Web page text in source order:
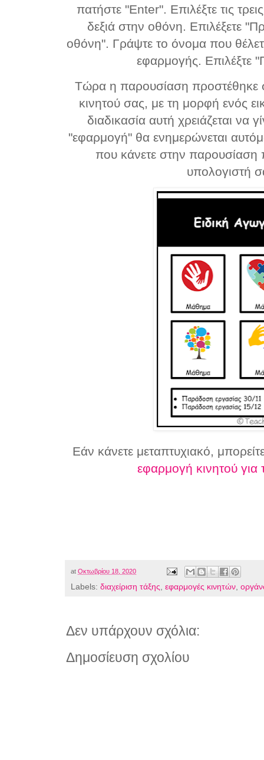
πατήστε "Enter". Επιλέξτε τις
δεξιά στην οθόνη. Επιλέξετε
οθόνη". Γράψτε το όνομα που θέλετε
εφαρμογής. Επιλέξτε
Τώρα η παρουσίαση προστέθηκε
κινητού σας, με τη μορφή ενός
διαδικασία αυτή χρειάζεται να
"εφαρμογή" θα ενημερώνεται
που κάνετε στην παρουσίαση
υπολογιστή
Εάν κάνετε μεταπτυχιακό,
εφαρμογή κινητού για
at Οκτωβρίου 18, 2020
Labels: διαχείριση τάξης εφαρμογές κινητών
Δεν υπάρχουν σχόλια:
Δημοσίευση σχολίου